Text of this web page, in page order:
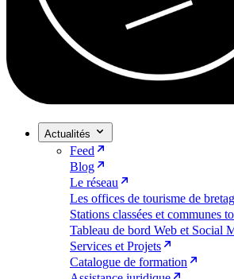
Actualités
Feed
Blog
Le réseau
Les offices de tourisme de
Stations classées et communes
Tableau de bord Web et Social
Services et Projets
Catalogue de formation